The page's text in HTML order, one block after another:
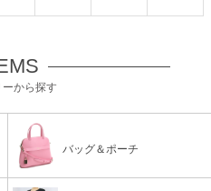
から探す
バッグ＆ポーチ